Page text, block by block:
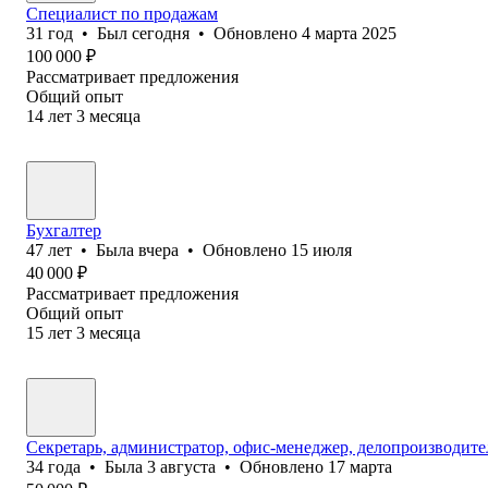
Специалист по продажам
31 год • Был сегодня • Обновлено 4 марта 2025
100 000 ₽
Рассматривает предложения
Общий опыт
14 лет 3 месяца
Бухгалтер
47 лет • Была вчера • Обновлено 15 июля
40 000 ₽
Рассматривает предложения
Общий опыт
15 лет 3 месяца
Секретарь, администратор, офис-менеджер,
34 года • Была 3 августа • Обновлено 17 марта